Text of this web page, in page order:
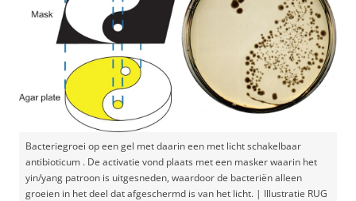
Bacteriegroei op een gel met daarin een met licht schakelbaar
antibioticum . De activatie vond plaats met een masker waarin het
yin/yang patroon is uitgesneden, waardoor de bacteriën alleen
groeien in het deel dat afgeschermd is van het licht. | Illustratie RUG